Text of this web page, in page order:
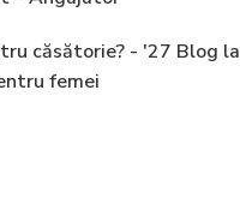
căsătorie? - '27 Blog la
femei